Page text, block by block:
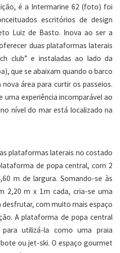
é a Intermarine 62 (foto) foi
escritórios de design
Luiz de Basto. Inova ao ser a
duas plataformas laterais
club” e instaladas ao lado da
que se abaixam quando o barco
área para curtir os passeios.
uma experiência incomparável ao
nível do mar está localizado na
plataformas laterais no costado
de popa central, com 2
m de largura. Somando-se às
2,20 m x 1m cada, cria-se uma
desfrutar, com muito mais espaço
A plataforma de popa central
utilizá-la como uma praia
ou jet-ski. O espaço gourmet